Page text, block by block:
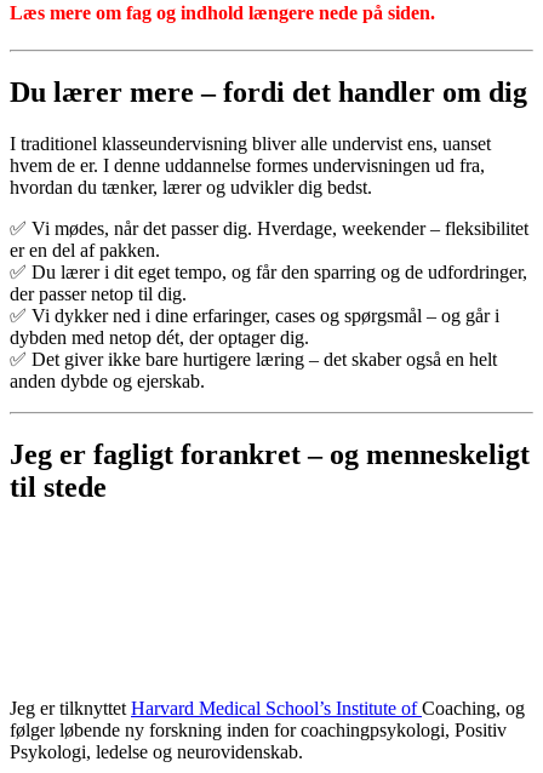
Læs mere om fag og indhold længere nede på siden.
Du lærer mere –fordi det handler om dig
I traditionel klasseundervisning bliveralle undervist ens, uanset
hvem de er. I denne uddannelse formes undervisningen ud fra,
hvordan du tænker, lærerog udviklerdig bedst.
✅ Vi mødes, nårdet passerdig. Hverdage, weekender – fleksibilitet
eren del afpakken.
✅ Du læreri dit eget tempo, og fården sparring og de udfordringer,
derpassernetop til dig.
✅ Vi dykkerned i dine erfaringer, cases og spørgsmål – og gåri
dybden med netop dét, deroptagerdig.
✅ Det giverikke bare hurtigere læring – det skaberogså en helt
anden dybde og ejerskab.
Jeg er fagligt forankret – og menneskeligt
til stede
Jeg ertilknyttet Harvard Medical School’s Institute ofCoaching, og
følgerløbende ny forskning inden forcoachingpsykologi, Positiv
Psykologi, ledelse og neurovidenskab.